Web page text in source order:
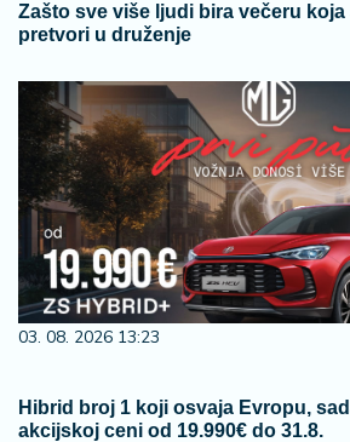
Zašto sve više ljudi bira večeru
pretvori u druženje
03. 08. 2026 13:23
Hibrid broj 1 koji osvaja Evropu,
akcijskoj ceni od 19.990€ do 31.8.